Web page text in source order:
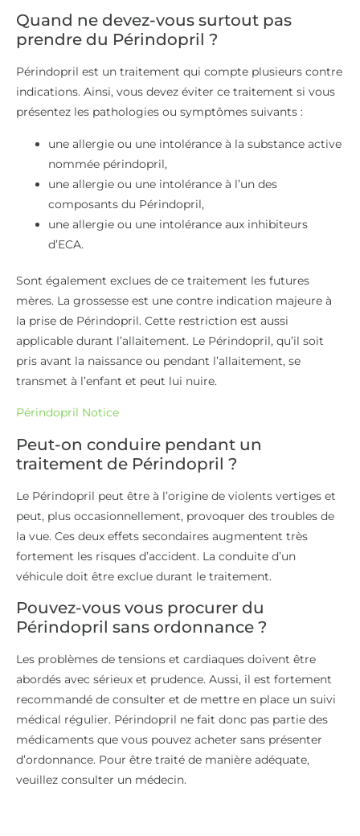
Quand ne devez-vous surtout pas
prendre du Périndopril ?
Périndopril est un traitement qui compte plusieurs contre
indications. Ainsi, vous devez éviter ce traitement si vous
présentez les pathologies ou symptômes suivants :
une allergie ou une intolérance à la substance active
nommée périndopril,
une allergie ou une intolérance à l’un des
composants du Périndopril,
une allergie ou une intolérance aux inhibiteurs
d’ECA.
Sont également exclues de ce traitement les futures
mères. La grossesse est une contre indication majeure à
la prise de Périndopril. Cette restriction est aussi
applicable durant l’allaitement. Le Périndopril, qu’il soit
pris avant la naissance ou pendant l’allaitement, se
transmet à l’enfant et peut lui nuire.
Périndopril Notice
Peut-on conduire pendant un
traitement de Périndopril ?
Le Périndopril peut être à l’origine de violents vertiges et
peut, plus occasionnellement, provoquer des troubles de
la vue. Ces deux effets secondaires augmentent très
fortement les risques d’accident. La conduite d’un
véhicule doit être exclue durant le traitement.
Pouvez-vous vous procurer du
Périndopril sans ordonnance ?
Les problèmes de tensions et cardiaques doivent être
abordés avec sérieux et prudence. Aussi, il est fortement
recommandé de consulter et de mettre en place un suivi
médical régulier. Périndopril ne fait donc pas partie des
médicaments que vous pouvez acheter sans présenter
d’ordonnance. Pour être traité de manière adéquate,
veuillez consulter un médecin.